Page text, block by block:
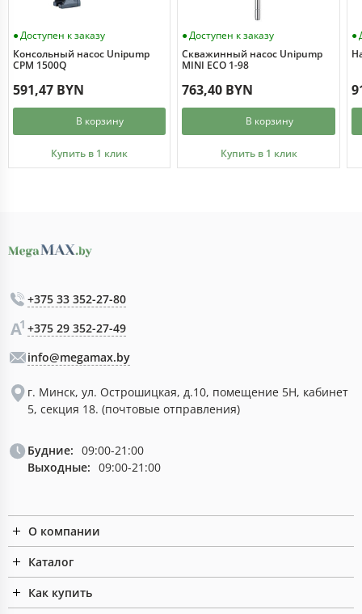
Доступен к заказу
Консольный насос Unipump
CPM 1500Q
591,47 BYN
В корзину
Купить в 1 клик
Доступен к заказу
Скважинный насос Unipump
MINI ECO 1-98
763,40 BYN
В корзину
Купить в 1 клик
+375 33 352-27-80
+375 29 352-27-49
info@megamax.by
г. Минск, ул. Острошицкая, д.10, помещение 5Н, кабинет
5, секция 18. (почтовые отправления)
Будние: 09:00-21:00
Выходные: 09:00-21:00
О компании
Каталог
Как купить